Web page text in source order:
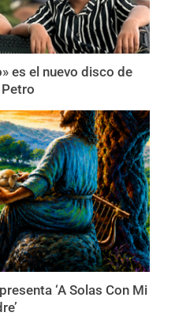
es el nuevo disco de
‘A Solas Con Mi